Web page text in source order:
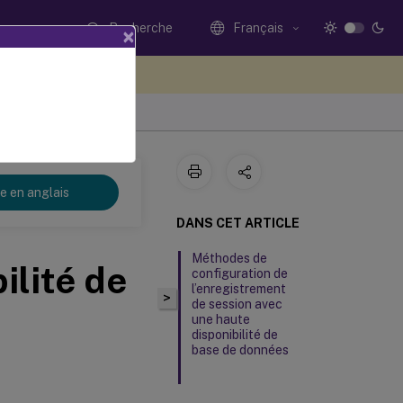
Recherche Français
en anglais
de
>
DANS CET ARTICLE
Méthodes de
configuration de
l’enregistrement
de session avec
une haute
disponibilité de
base de données
×